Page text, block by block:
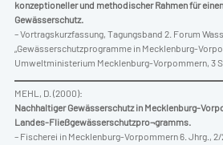
konzeptioneller und methodischer Rahmen für
Gewässerschutz.
– Vortragskurzfassung, Tagungsband 2. Forum
„Gewässerschutzprogramme in Mecklenburg-
Umweltministerium Mecklenburg-Vorpommern, 3 S.
MEHL, D. (2000):
Nachhaltiger Gewässerschutz in Mecklenburg-
Landes-Fließgewässerschutzpro¬gramms.
– Fischerei in Mecklenburg-Vorpommern 6. Jhrg.,